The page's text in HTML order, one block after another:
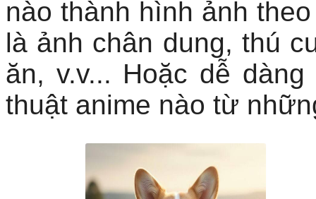
nào thành hình ảnh
là ảnh chân dung, thú
ăn, v.v... Hoặc dễ
thuật anime nào từ